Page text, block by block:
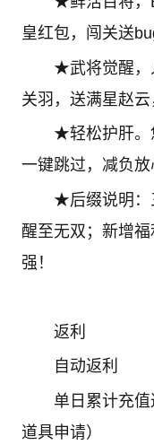
皇红包，闯关送
★武将觉醒，
关羽，送满星赵
★轻松护肝。
一键跳过，减负放
★后缀说明：
醒至无双；新增
强！
返利
自动返利
单日累计充
道具申请）